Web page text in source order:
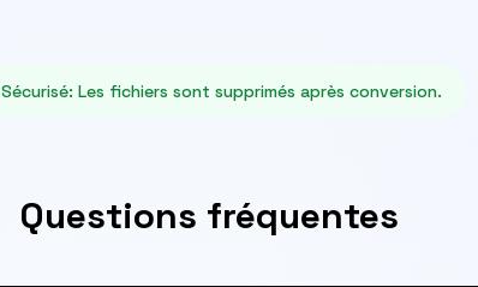
Sécurisé: Les fichiers sont supprimés après conversion.
Questions fréquentes